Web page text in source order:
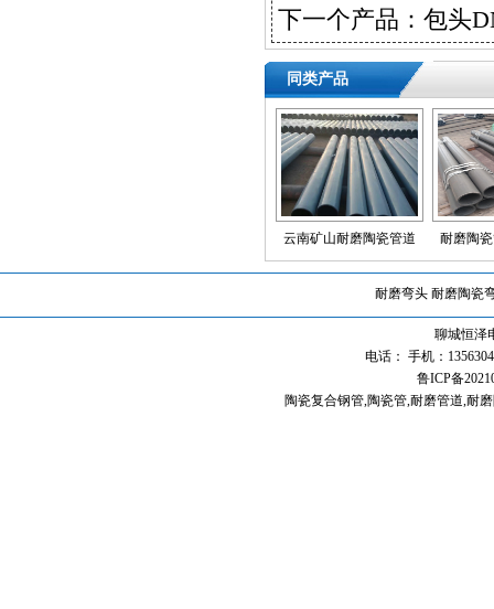
下一个产品： 包头
同类产品
云南矿山耐磨陶瓷管道 耐磨陶
耐磨弯头 耐磨陶瓷
聊城恒泽
电话： 手机：
鲁ICP备
陶瓷复合钢管 陶瓷管 耐磨管道 耐